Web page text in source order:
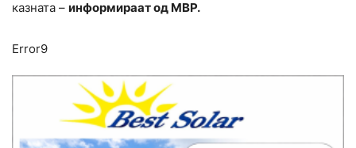
казната – информираат од МВР.
Error9